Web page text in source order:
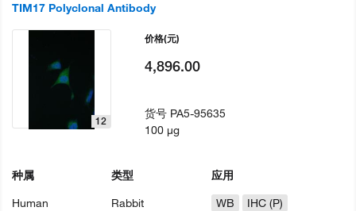
TIM17 Polyclonal Antibody
12
种属
Human
类型
Rabbit
应用
WB
IHC (P)
价格(元)
4,896.00
货号 PA5-95635
100 µg